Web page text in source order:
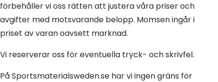
förbehåller vi oss rätten att justera våra priser och
avgifter med motsvarande belopp. Momsen ingår i
priset av varan oavsett marknad.
Vi reserverar oss för eventuella tryck- och skrivfel.
På Sportsmaterialsweden.se har vi ingen gräns för